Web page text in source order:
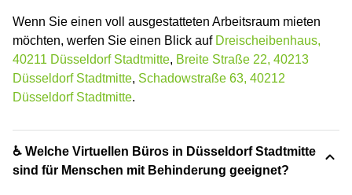
Wenn Sie einen voll ausgestatteten Arbeitsraum mieten
möchten, werfen Sie einen Blick auf Dreischeibenhaus,
40211 Düsseldorf Stadtmitte, Breite Straße 22, 40213
Düsseldorf Stadtmitte, Schadowstraße 63, 40212
Düsseldorf Stadtmitte.
♿ Welche Virtuellen Büros in Düsseldorf Stadtmitte
sind für Menschen mit Behinderung geeignet?